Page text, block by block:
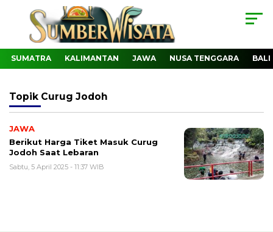
SUMATRA KALIMANTAN JAWA NUSA TENGGARA BALI
Topik Curug Jodoh
JAWA
Berikut Harga Tiket Masuk Curug
Jodoh Saat Lebaran
Sabtu, 5 April 2025 - 11:37 WIB